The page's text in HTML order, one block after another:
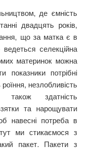
де ємність
двадцять років,
що за матка є в
селекційна
материнок можна
показники потрібні
роїння, незлобливість
здатність
та нарощувати
навесні потреба в
ми стикаємося з
пакет. Пакети з